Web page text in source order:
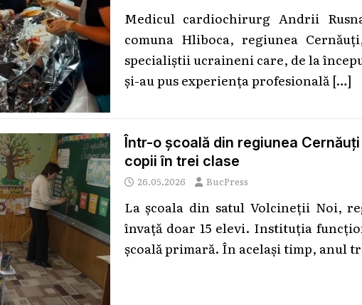
Medicul cardiochirurg Andrii
comuna Hliboca, regiunea
specialiștii ucraineni care, de la
și-au pus experiența profesională […]
Într-o școală din regiunea
copii în trei clase
26.05.2026 BucPress
La școala din satul Volcineții Noi,
învață doar 15 elevi. Instituția
școală primară. În același timp, anul